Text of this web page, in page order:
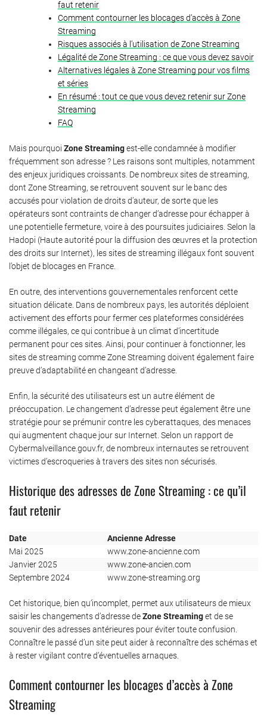
faut retenir
Comment contourner les blocages d’accès à Zone
Streaming
Risques associés à l’utilisation de Zone Streaming
Légalité de Zone Streaming : ce que vous devez savoir
Alternatives légales à Zone Streaming pour vos films
et séries
En résumé : tout ce que vous devez retenir sur Zone
Streaming
FAQ
Mais pourquoi Zone Streamingest-elle condamnée à modifier
fréquemment son adresse ? Les raisons sont multiples, notamment
des enjeux juridiques croissants. De nombreux sites de streaming,
dont Zone Streaming, se retrouvent souvent sur le banc des
accusés pour violation de droits d’auteur, de sorte que les
opérateurs sont contraints de changer d’adresse pour échapper à
une potentielle fermeture, voire à des poursuites judiciaires. Selon la
Hadopi (Haute autorité pour la diffusion des œuvres et la protection
des droits sur Internet), les sites de streaming illégaux font souvent
l’objet de blocages en France.
En outre, des interventions gouvernementales renforcent cette
situation délicate. Dans de nombreux pays, les autorités déploient
activement des efforts pour fermer ces plateformes considérées
comme illégales, ce qui contribue à un climat d’incertitude
permanent pour ces sites. Ainsi, pour continuer à fonctionner, les
sites de streaming comme Zone Streaming doivent également faire
preuve d’adaptabilité en changeant d’adresse.
Enfin, la sécurité des utilisateurs est un autre élément de
préoccupation. Le changement d’adresse peut également être une
stratégie pour se prémunir contre les cyberattaques, des menaces
qui augmentent chaque jour sur Internet. Selon un rapport de
Cybermalveillance.gouv.fr, de nombreux internautes se retrouvent
victimes d’escroqueries à travers des sites non sécurisés.
Historique des adresses de Zone Streaming : ce qu’il
faut retenir
Date
Ancienne Adresse
Mai 2025
www.zone-ancienne.com
Janvier 2025
www.zone-ancien.com
Septembre 2024
www.zone-streaming.org
Cet historique, bien qu’incomplet, permet aux utilisateurs de mieux
saisir les changements d’adresse deZone Streaminget de se
souvenir des adresses antérieures pour éviter toute confusion.
Connaître le passé d’un site peut aider à reconnaître des schémas et
à rester vigilant contre d’éventuelles arnaques.
Comment contourner les blocages d’accès à Zone
Streaming